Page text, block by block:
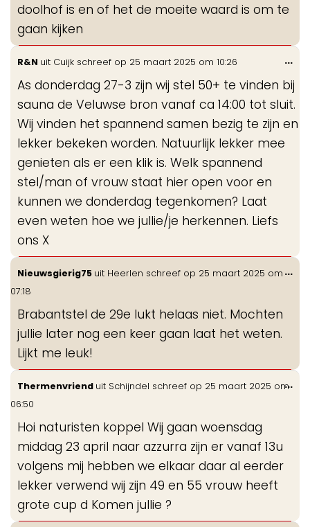
doolhof is en of het de moeite waard is om te
gaan kijken
R&N uit Cuijk schreef op 25 maart 2025 om 10:26
As donderdag 27-3 zijn wij stel 50+ te vinden bij
sauna de Veluwse bron vanaf ca 14:00 tot sluit.
Wij vinden het spannend samen bezig te zijn en
lekker bekeken worden. Natuurlijk lekker mee
genieten als er een klik is. Welk spannend
stel/man of vrouw staat hier open voor en
kunnen we donderdag tegenkomen? Laat
even weten hoe we jullie/je herkennen. Liefs
ons X
...
Nieuwsgierig75 uit Heerlen schreef op 25 maart 2025 om
07:18
Brabantstel de 29e lukt helaas niet. Mochten
jullie later nog een keer gaan laat het weten.
Lijkt me leuk!
...
Thermenvriend uit Schijndel schreef op 25 maart 2025 om
06:50
Hoi naturisten koppel Wij gaan woensdag
middag 23 april naar azzurra zijn er vanaf 13u
volgens mij hebben we elkaar daar al eerder
lekker verwend wij zijn 49 en 55 vrouw heeft
grote cup d Komen jullie ?
...